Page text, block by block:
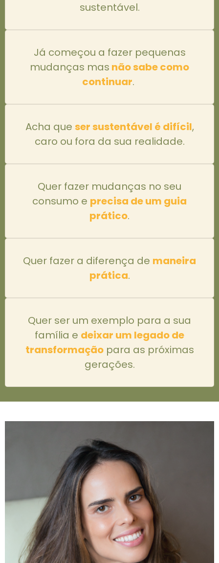
sustentável.
Já começou a fazer pequenas
mudanças mas não sabe como
continuar.
Acha que ser sustentável é difícil,
caro ou fora da sua realidade.
Quer fazer mudanças no seu
consumo e precisa de um guia
prático.
Quer fazer a diferença de maneira
prática.
Quer ser um exemplo para a sua
família e deixar um legado de
transformaçãopara as próximas
gerações.